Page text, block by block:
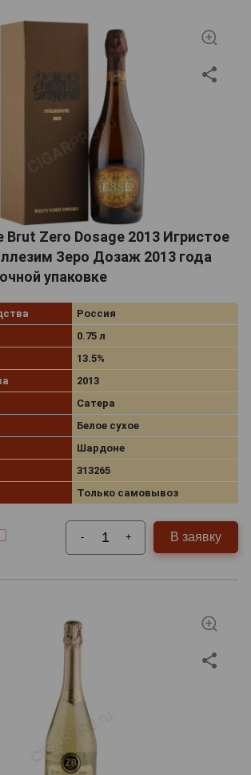
Brut Zero Dosage 2013 Игристое
Зеро Дозаж 2013 года
упаковке
Россия
0.75 л
13.5%
2013
Сатера
Белое сухое
Шардоне
313265
Только самовывоз
- + В заявку